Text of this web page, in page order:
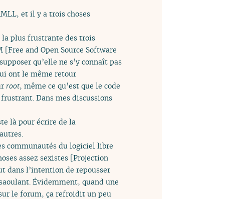
et il y a trois choses
la plus frustrante des trois
and Open Source Software
qu’elle ne s’y connaît pas
ont le même retour
root, même ce qu’est que le code
Dans mes discussions
là pour écrire de la
communautés du logiciel libre
assez sexistes [Projection
dans l’intention de repousser
Évidemment, quand une
le forum, ça refroidit un peu